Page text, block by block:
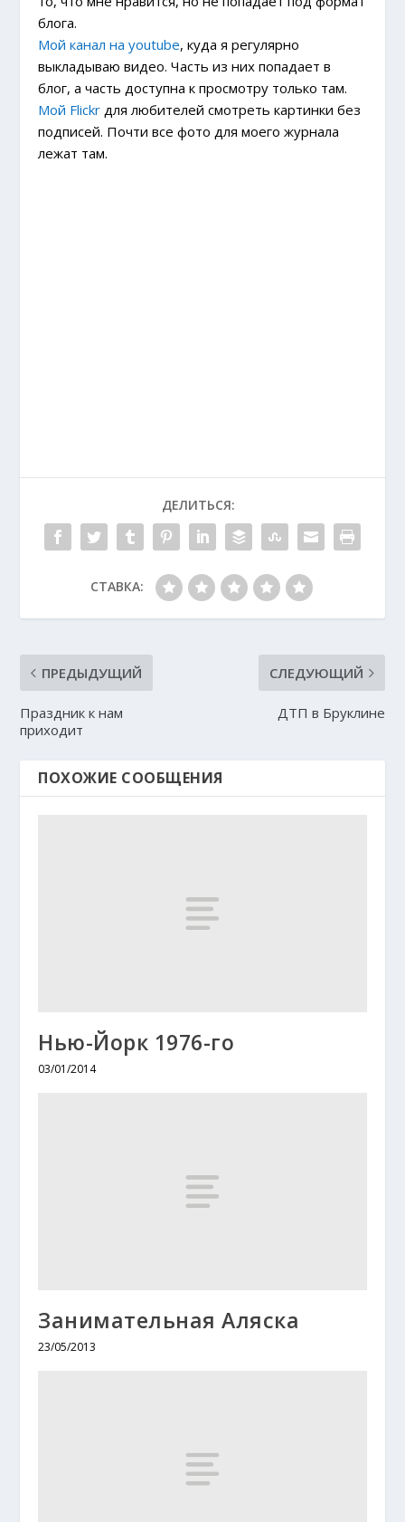
блога.
Мой канал на youtube, куда я регулярно
выкладываю видео. Часть из них попадает в
блог, а часть доступна к просмотру только там.
Мой Flickr для любителей смотреть картинки без
подписей. Почти все фото для моего журнала
лежат там.
ДЕЛИТЬСЯ:
СТАВКА:
ПРЕДЫДУЩИЙ
Праздник к нам
приходит
СЛЕДУЮЩИЙ
ДТП в Бруклине
ПОХОЖИЕ СООБЩЕНИЯ
Нью-Йорк 1976-го
03/01/2014
Занимательная Аляска
23/05/2013